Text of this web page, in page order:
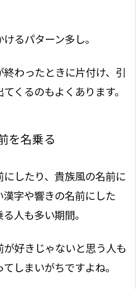
るパターン多し。
わったときに片付け、引
くるのもよくあります。
を名乗る
したり、貴族風の名前に
字や響きの名前にした
人も多い期間。
好きじゃないと思う人も
しまいがちですよね。